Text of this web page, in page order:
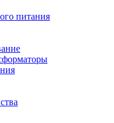
питания